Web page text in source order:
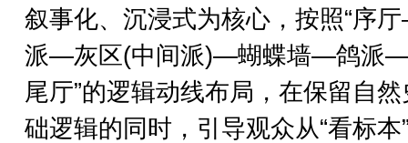
叙事化、沉浸式为核心，按照“序
派—灰区(中间派)—蝴蝶墙—鸽派
尾厅”的逻辑动线布局，在保留自
础逻辑的同时，引导观众从“看标本